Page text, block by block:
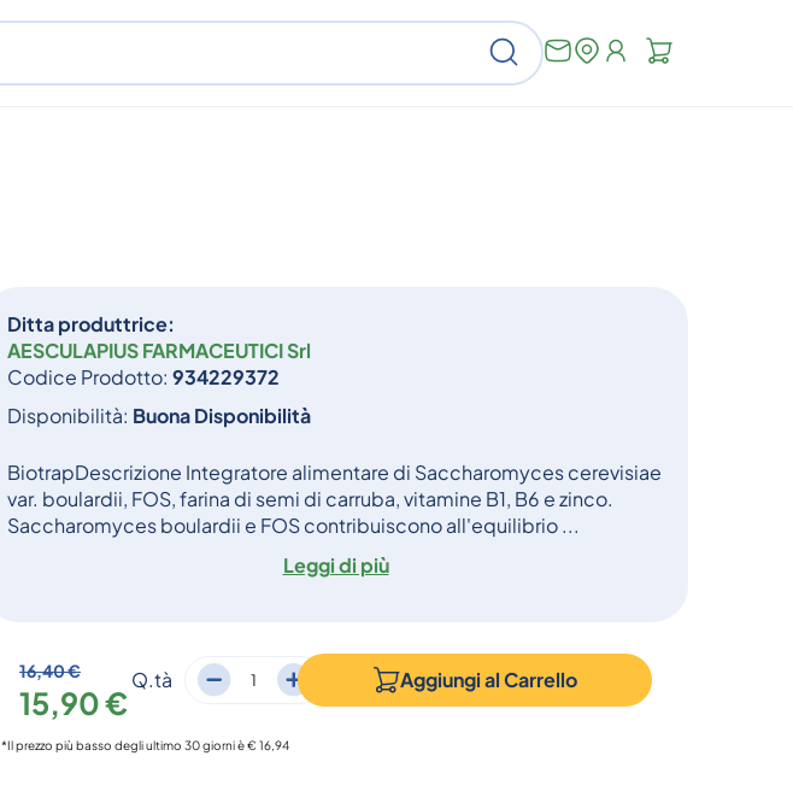
Cerca
Ditta produttrice:
AESCULAPIUS FARMACEUTICI Srl
Codice Prodotto: 934229372
Disponibilità: Buona Disponibilità
BiotrapDescrizione Integratore alimentare di Saccharomyces cerevisiae
var. boulardii, FOS, farina di semi di carruba, vitamine B1, B6 e zinco.
Saccharomyces boulardii e FOS contribuiscono all'equilibrio ...
Leggi di più
16,40 €
15,90 €
Q.tà Aggiungi alCarrello
*Il prezzo più basso degli ultimo 30 giorni è € 16,94